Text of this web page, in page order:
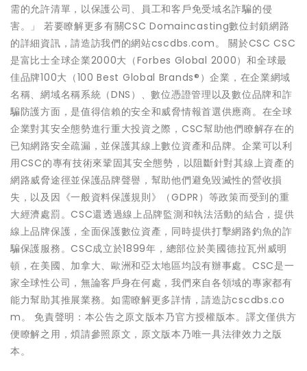
需的允許清單，以保護公司、員工和客戶免受域名詐騙的侵
害。」 若要瞭解更多有關CSC Domaincasting數位封鎖網路
的詳細資訊，請造訪我們的網站cscdbs.com。 關於CSC CSC
是富比士全球企業2000大（Forbes Global 2000）和全球最
佳品牌100大（100 Best Global Brands®）企業，在企業網域
名稱、網域名稱系統（DNS）、數位憑證管理以及數位品牌和詐
騙防護方面，是值得信賴的安全和威脅情報首選供應商。在全球
企業對其安全態勢進行重大投資之際，CSC幫助他們瞭解存在的
已知網路安全疏漏，並保護其線上數位資產和品牌。企業可以利
用CSC的專有技術來鞏固其安全態勢，以阻斷針對其線上資產的
網路威脅途徑並保護品牌聲譽，幫助他們避免毀滅性的營收損
失，以及因《一般資料保護規則》（GDPR）等政策而受到的重
大經濟處罰。CSC還透過線上品牌監測和執法活動的結合，提供
線上品牌保護，全面保護數位資產，同時提供打擊網路釣魚的詐
騙保護服務。CSC成立於1899年，總部位於美國德拉瓦州威明
頓，在美國、加拿大、歐洲和亞太地區均設有辦事處。CSC是一
家全球性公司，無論客戶身在何處，我們來自各領域的專家都有
能力幫助其推展業務。如需瞭解更多詳情，請造訪cscdbs.co
m。 免責聲明：本公告之原文版本乃官方授權版本。譯文僅供方
便瞭解之用，煩請參照原文，原文版本乃唯一具法律效力之版
本。